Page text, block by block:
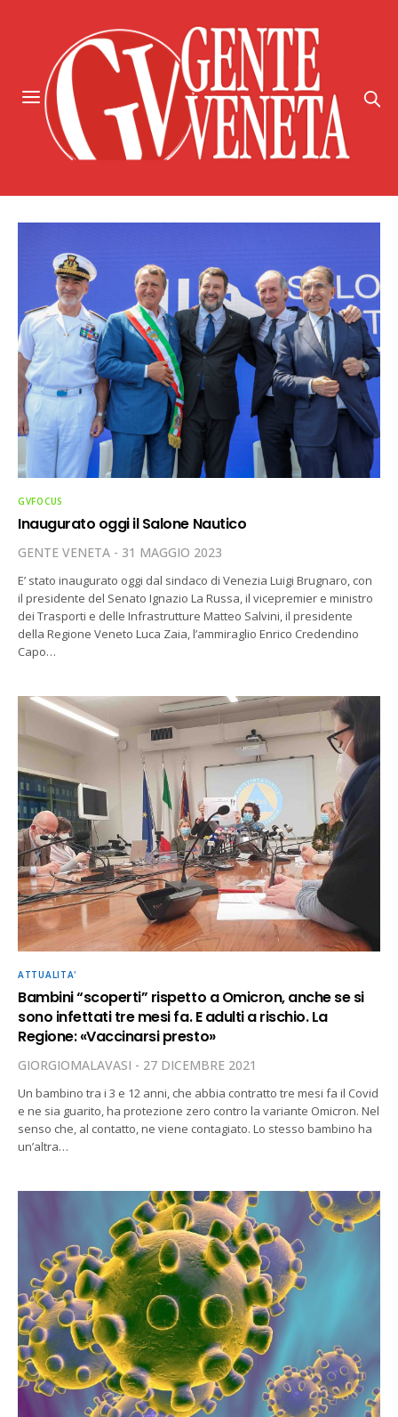
GVFOCUS
Inaugurato oggi il Salone Nautico
GENTE VENETA 31 MAGGIO 2023
E’ stato inaugurato oggi dal sindaco di Venezia Luigi Brugnaro, con
il presidente del Senato Ignazio La Russa, il vicepremier e ministro
dei Trasporti e delle Infrastrutture Matteo Salvini, il presidente
della Regione Veneto Luca Zaia, l’ammiraglio Enrico Credendino
Capo…
ATTUALITA'
Bambini “scoperti” rispetto a Omicron, anche se si
sono infettati tre mesi fa. E adulti a rischio. La
Regione: «Vaccinarsi presto»
GIORGIOMALAVASI 27 DICEMBRE 2021
Un bambino tra i 3 e 12 anni, che abbia contratto tre mesi fa il Covid
e ne sia guarito, ha protezione zero contro la variante Omicron. Nel
senso che, al contatto, ne viene contagiato. Lo stesso bambino ha
un’altra…